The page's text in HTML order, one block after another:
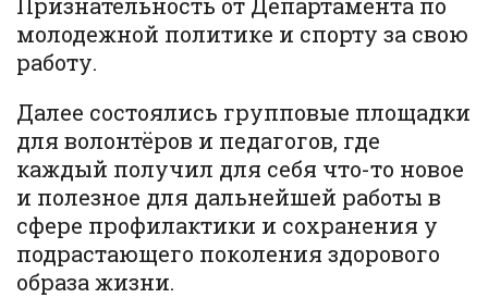
Признательность от Департамента по
молодежной политике и спорту за свою
работу.
Далее состоялись групповые площадки
для волонтёров и педагогов, где
каждый получил для себя что-то новое
и полезное для дальнейшей работы в
сфере профилактики и сохранения у
подрастающего поколения здорового
образа жизни.